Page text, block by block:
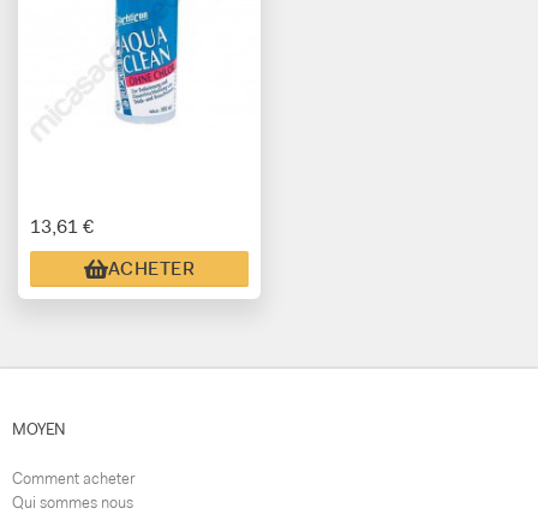
13,61 €
ACHETER
MOYEN
Comment acheter
Qui sommes nous